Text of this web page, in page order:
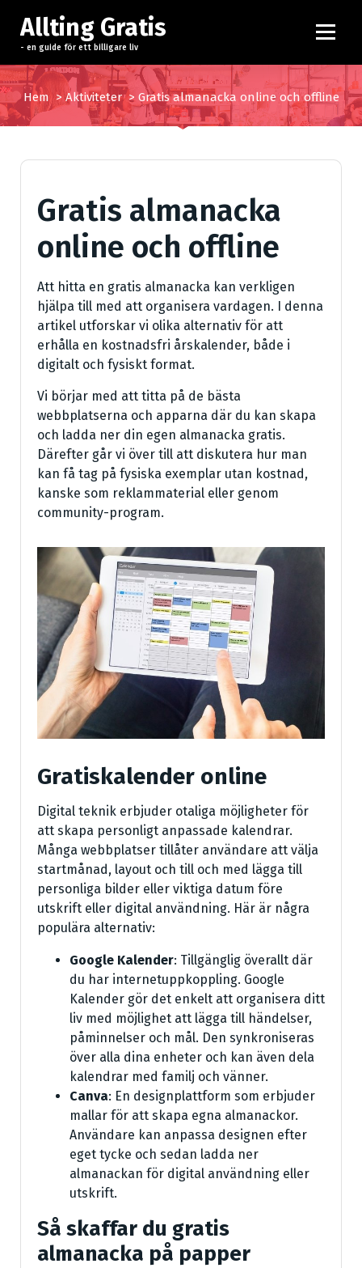
p
a
t
i
Allting Gratis
- en guide för ett billigare liv
Hem >Aktiviteter> Gratis almanacka online och offline
Gratis almanacka
online och offline
Att hitta en gratis almanacka kan verkligen
hjälpa till med att organisera vardagen. I denna
artikel utforskar vi olika alternativ för att
erhålla en kostnadsfri årskalender, både i
digitalt och fysiskt format.
Vi börjar med att titta på de bästa
webbplatserna och apparna där du kan skapa
och ladda ner din egen almanacka gratis.
Därefter går vi över till att diskutera hur man
kan få tag på fysiska exemplar utan kostnad,
kanske som reklammaterial eller genom
community-program.
Gratiskalender online
Digital teknik erbjuder otaliga möjligheter för
att skapa personligt anpassade kalendrar.
Många webbplatser tillåter användare att välja
startmånad, layout och till och med lägga till
personliga bilder eller viktiga datum före
utskrift eller digital användning. Här är några
populära alternativ:
Google Kalender: Tillgänglig överallt där
du har internetuppkoppling. Google
Kalender gör det enkelt att organisera ditt
liv med möjlighet att lägga till händelser,
påminnelser och mål. Den synkroniseras
över alla dina enheter och kan även dela
kalendrar med familj och vänner.
Canva: En designplattform som erbjuder
mallar för att skapa egna almanackor.
Användare kan anpassa designen efter
eget tycke och sedan ladda ner
almanackan för digital användning eller
utskrift.
Så skaffar du gratis
almanacka på papper